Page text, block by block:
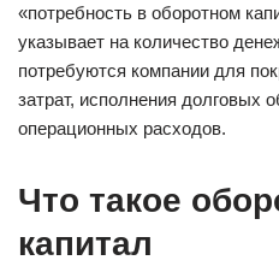
«потребность в оборотном
указывает на количество
потребуются компании для
затрат, исполнения долговых
операционных расходов.
Что такое
капитал